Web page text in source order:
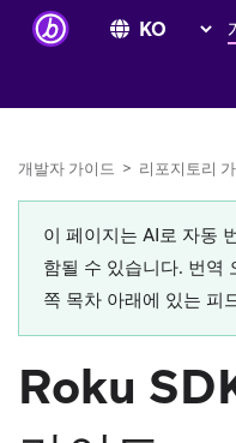
개발자 가이드 > 리포지토리
이 페이지는 AI로 자동
함될 수 있습니다. 번역
쪽 목차 아래에 있는 피
Roku